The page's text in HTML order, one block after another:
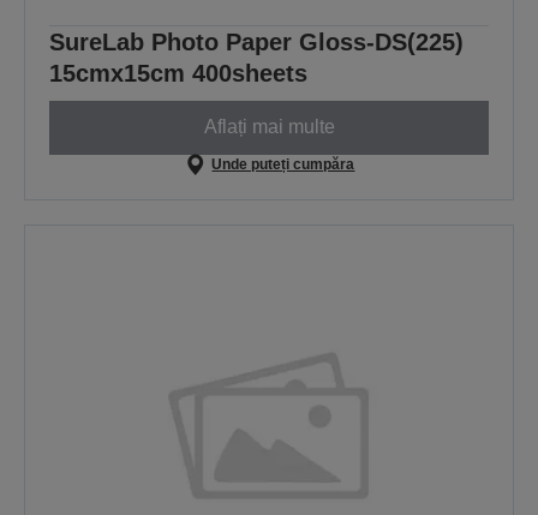
SureLab Photo Paper Gloss-DS(225)
15cmx15cm 400sheets
Aflați mai multe
Unde puteți cumpăra